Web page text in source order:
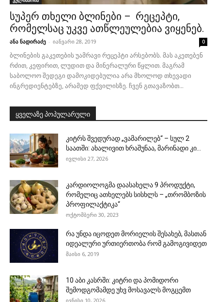
სუპერ თხელი ბლინები – რეცეპტი,
რომელსაც უკვე ათწლეულებია ვიყენებ.
ანა ნადირაძე - იანვარი 28, 2019 0
ბლინების გაკეთების უამრავი რეცეპტი არსებობს. მას აკეთებენ
რძით, კეფირით, ლუდით და მინერალური წყლით. მაგრამ
საბოლოო შედეგი დამოკიდებულია არა მხოლოდ თხევადი
ინგრედიენტებზე, არამედ ფქვილისზე. ჩვენ გთავაზობთ...
ყველაზე პოპულარული
კიტრს შვედურად „ვამარილებ“ – სულ 2
საათში: ახალივით ხრაშუნაა, მარინადი კი...
ივლისი 27, 2026
კარდიოლოგმა დაასახელა 9 პროდუქტი,
რომელიც ათხელებს სისხლს – „თრომბოზის
პროფილაქტიკა“
ოქტომბერი 30, 2023
რა უნდა იცოდეთ მორიელის შესახებ, მასთან
იდეალური ურთიერთობა რომ გამოგივიდეთ
მაისი 6, 2019
10 აბი კასრში: კიტრი და პომიდორი
შემოდგომამდე უხვ მოსავალს მოგცემთ
ივნისი 10, 2026